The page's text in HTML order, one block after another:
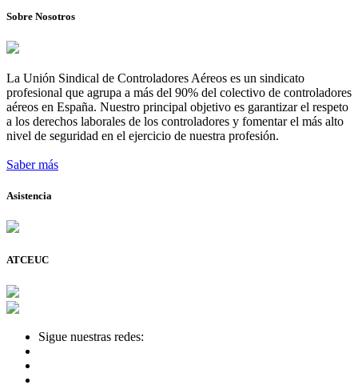
Sobre Nosotros
La Unión Sindical de Controladores Aéreos es un sindicato
profesional que agrupa a más del 90% del colectivo de controladores
aéreos en España. Nuestro principal objetivo es garantizar el respeto
a los derechos laborales de los controladores y fomentar el más alto
nivel de seguridad en el ejercicio de nuestra profesión.
Saber más
Asistencia
ATCEUC
Sigue nuestras redes: